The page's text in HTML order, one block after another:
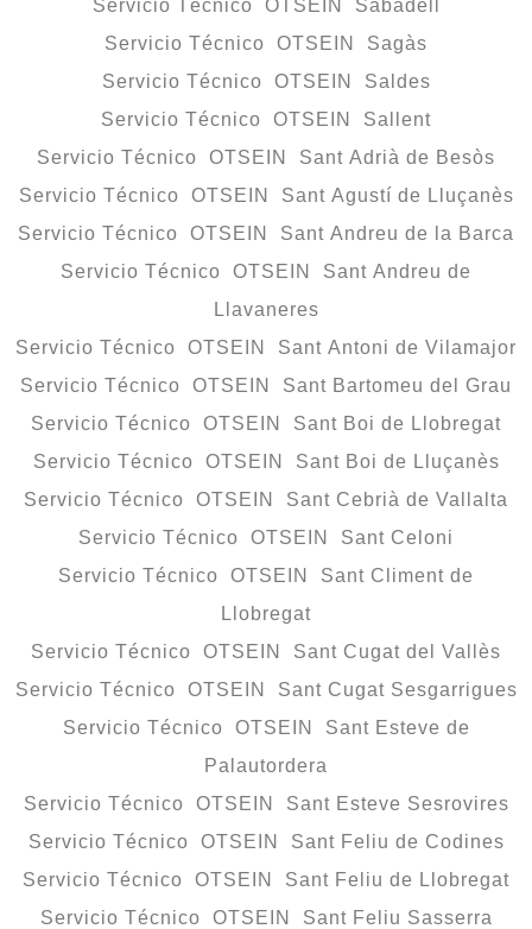
Servicio Técnico OTSEIN Sabadell
Servicio Técnico OTSEIN Sagàs
Servicio Técnico OTSEIN Saldes
Servicio Técnico OTSEIN Sallent
Servicio Técnico OTSEIN Sant Adrià de Besòs
Servicio Técnico OTSEIN Sant Agustí de Lluçanès
Servicio Técnico OTSEIN Sant Andreu de la Barca
Servicio Técnico OTSEIN Sant Andreu de
Llavaneres
Servicio Técnico OTSEIN Sant Antoni de Vilamajor
Servicio Técnico OTSEIN Sant Bartomeu del Grau
Servicio Técnico OTSEIN Sant Boi de Llobregat
Servicio Técnico OTSEIN Sant Boi de Lluçanès
Servicio Técnico OTSEIN Sant Cebrià de Vallalta
Servicio Técnico OTSEIN Sant Celoni
Servicio Técnico OTSEIN Sant Climent de
Llobregat
Servicio Técnico OTSEIN Sant Cugat del Vallès
Servicio Técnico OTSEIN Sant Cugat Sesgarrigues
Servicio Técnico OTSEIN Sant Esteve de
Palautordera
Servicio Técnico OTSEIN Sant Esteve Sesrovires
Servicio Técnico OTSEIN Sant Feliu de Codines
Servicio Técnico OTSEIN Sant Feliu de Llobregat
Servicio Técnico OTSEIN Sant Feliu Sasserra